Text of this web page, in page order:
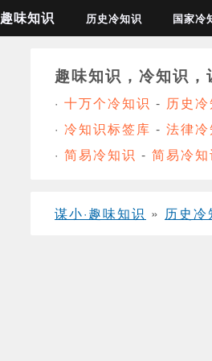
趣味知识 历史冷知识 国家冷
趣味知识，冷知识
· 十万个冷知识 - 历史
· 冷知识标签库 - 法律
· 简易冷知识 - 简易冷
谋小·趣味知识 » 历史冷